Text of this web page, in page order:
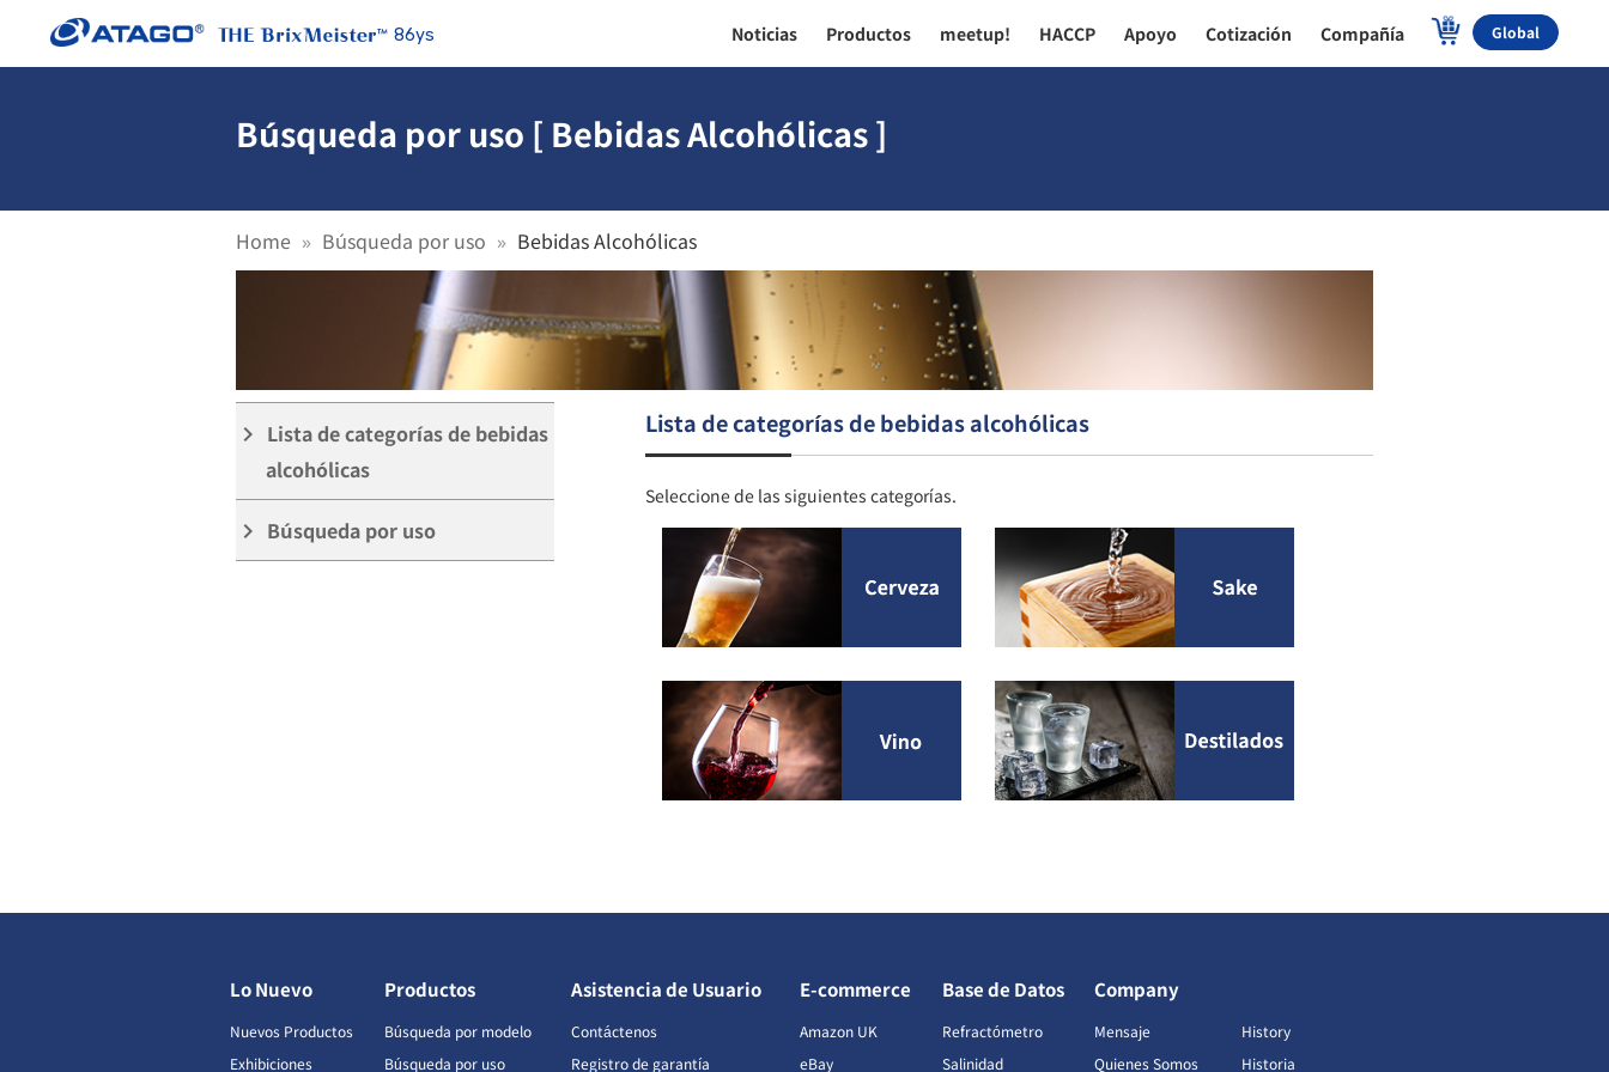
86ys Noticias Productos meetup! HACCP Apoyo Cotización Compañía Global
Búsqueda por uso [ Bebidas Alcohólicas ]
Home Búsqueda por uso Bebidas Alcohólicas
keyboard_arrow_right Lista de categorías de bebidas
alcohólicas
keyboard_arrow_right Búsqueda por uso
Lista de categorías de bebidas alcohólicas
Seleccione de las siguientes categorías.
Lo Nuevo
Nuevos Productos
Exhibiciones
Productos
Búsqueda por modelo
Búsqueda por uso
Asistencia de Usuario
Contáctenos
Registro de garantía
E-commerce
Amazon UK
eBay
Base de Datos
Refractómetro
Salinidad
Company
Mensaje
Quienes Somos
History
Historia